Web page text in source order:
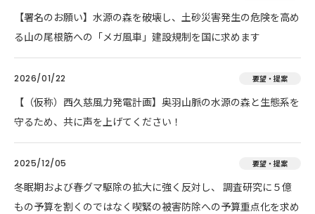
【署名のお願い】水源の森を破壊し、土砂災害発生の危険を高め
る山の尾根筋への「メガ風車」建設規制を国に求めます
2026/01/22 要望・提案
【（仮称）西久慈風力発電計画】奥羽山脈の水源の森と生態系を
守るため、共に声を上げてください！
2025/12/05 要望・提案
冬眠期および春グマ駆除の拡大に強く反対し、 調査研究に５億
もの予算を割くのではなく喫緊の被害防除への予算重点化を求め